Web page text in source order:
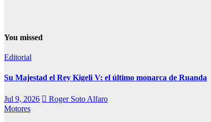
You missed
Editorial
Su Majestad el Rey Kigeli V: el último monarca de Ruanda
Jul 9, 2026
Roger Soto Alfaro
Motores